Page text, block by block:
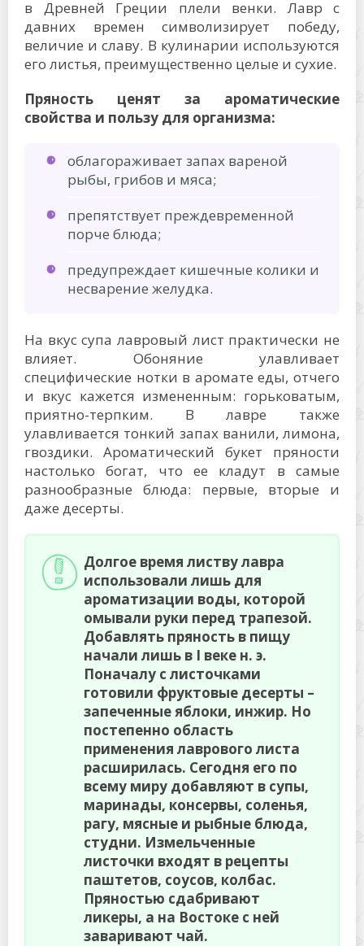
в Древней Греции плели венки. Лавр с
давних времен символизирует победу,
величие и славу. В кулинарии используются
его листья, преимущественно целые и сухие.
Пряность ценят за ароматические
свойства и пользу для организма:
облагораживает запах вареной
рыбы, грибов и мяса;
препятствует преждевременной
порче блюда;
предупреждает кишечные колики и
несварение желудка.
На вкус супа лавровый лист практически не
влияет. Обоняние улавливает
специфические нотки в аромате еды, отчего
и вкус кажется измененным: горьковатым,
приятно-терпким. В лавре также
улавливается тонкий запах ванили, лимона,
гвоздики. Ароматический букет пряности
настолько богат, что ее кладут в самые
разнообразные блюда: первые, вторые и
даже десерты.
Долгое время листву лавра
использовали лишь для
ароматизации воды, которой
омывали руки перед трапезой.
Добавлять пряность в пищу
начали лишь в I веке н. э.
Поначалу с листочками
готовили фруктовые десерты –
запеченные яблоки, инжир. Но
постепенно область
применения лаврового листа
расширилась. Сегодня его по
всему миру добавляют в супы,
маринады, консервы, соленья,
рагу, мясные и рыбные блюда,
студни. Измельченные
листочки входят в рецепты
паштетов, соусов, колбас.
Пряностью сдабривают
ликеры, а на Востоке с ней
заваривают чай.